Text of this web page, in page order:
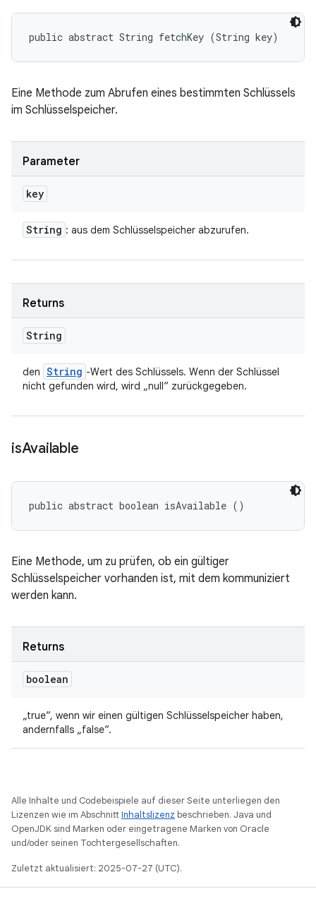
public abstract String fetchKey (String key)
Eine Methode zum Abrufen eines bestimmten Schlüssels
im Schlüsselspeicher.
Parameter
key
String : aus dem Schlüsselspeicher abzurufen.
Returns
String
den String -Wert des Schlüssels. Wenn der Schlüssel
nicht gefunden wird, wird „null“ zurückgegeben.
isAvailable
public abstract boolean isAvailable ()
Eine Methode, um zu prüfen, ob ein gültiger
Schlüsselspeicher vorhanden ist, mit dem kommuniziert
werden kann.
Returns
boolean
„true“, wenn wir einen gültigen Schlüsselspeicher haben,
andernfalls „false“.
Alle Inhalte und Codebeispiele auf dieser Seite unterliegen den
Lizenzen wie im AbschnittInhaltslizenz beschrieben. Java und
OpenJDK sind Marken oder eingetragene Marken von Oracle
und/oder seinen Tochtergesellschaften.
Zuletzt aktualisiert: 2025-07-27 (UTC).